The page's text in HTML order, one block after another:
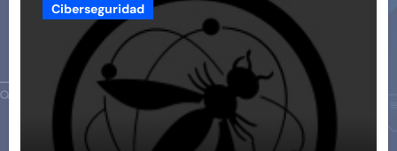
Ciberseguridad